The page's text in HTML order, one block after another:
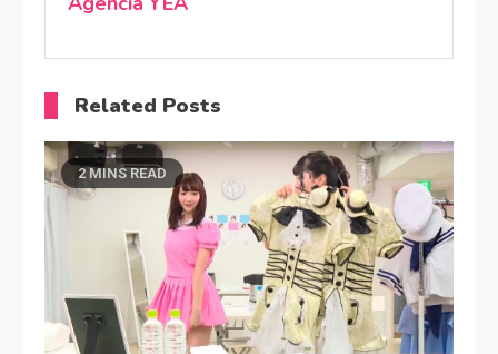
Related Posts
2 MINS READ